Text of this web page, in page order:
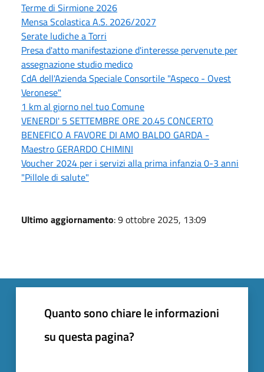
Terme di Sirmione 2026
Mensa Scolastica A.S. 2026/2027
Serate ludiche a Torri
Presa d'atto manifestazione d'interesse pervenute per
assegnazione studio medico
CdA dell'Azienda Speciale Consortile "Aspeco - Ovest
Veronese"
1 km al giorno nel tuo Comune
VENERDI' 5 SETTEMBRE ORE 20.45 CONCERTO
BENEFICO A FAVORE DI AMO BALDO GARDA -
Maestro GERARDO CHIMINI
Voucher 2024 per i servizi alla prima infanzia 0-3 anni
"Pillole di salute"
Ultimo aggiornamento: 9 ottobre 2025, 13:09
Quanto sono chiare le informazioni
su questa pagina?